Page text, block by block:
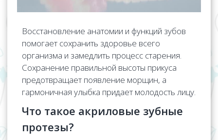
Восстановление анатомии и функций зубов
помогает сохранить здоровье всего
организма и замедлить процесс старения.
Сохранение правильной высоты прикуса
предотвращает появление морщин, а
гармоничная улыбка придает молодость лицу.
Что такое акриловые зубные
протезы?